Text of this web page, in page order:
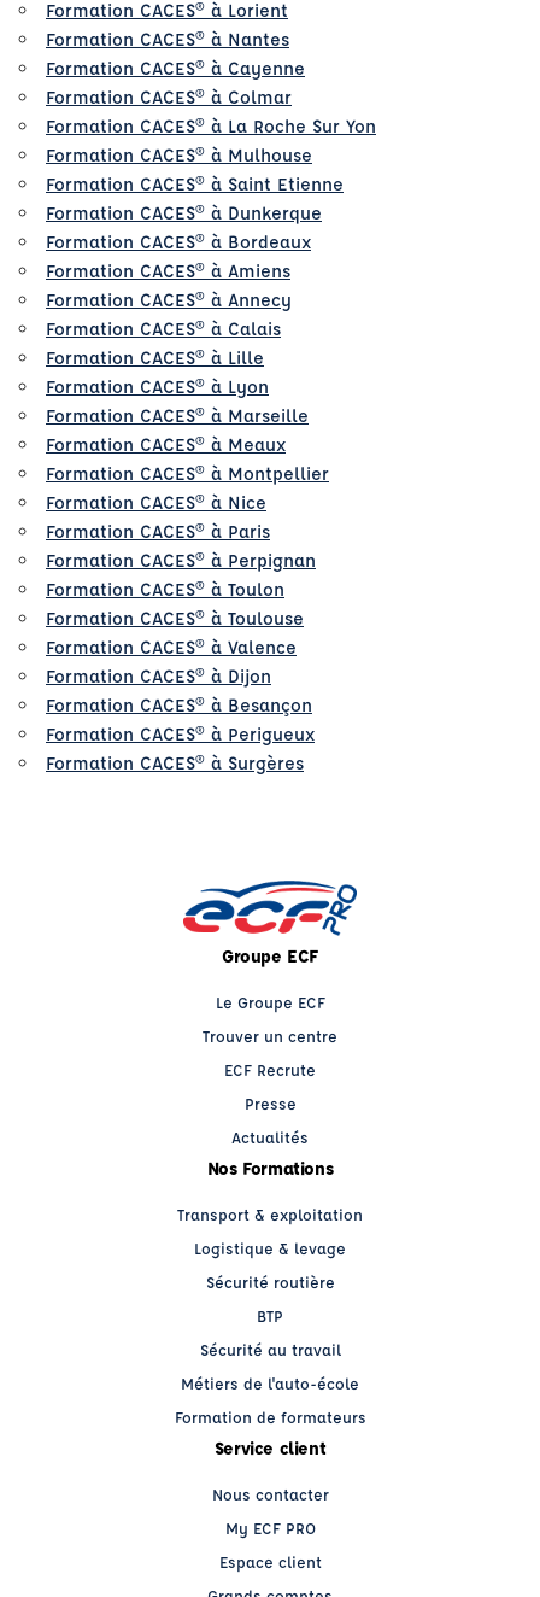
Formation CACES® à Lorient
Formation CACES® à Nantes
Formation CACES® à Cayenne
Formation CACES® à Colmar
Formation CACES® à La Roche Sur Yon
Formation CACES® à Mulhouse
Formation CACES® à Saint Etienne
Formation CACES® à Dunkerque
Formation CACES® à Bordeaux
Formation CACES® à Amiens
Formation CACES® à Annecy
Formation CACES® à Calais
Formation CACES® à Lille
Formation CACES® à Lyon
Formation CACES® à Marseille
Formation CACES® à Meaux
Formation CACES® à Montpellier
Formation CACES® à Nice
Formation CACES® à Paris
Formation CACES® à Perpignan
Formation CACES® à Toulon
Formation CACES® à Toulouse
Formation CACES® à Valence
Formation CACES® à Dijon
Formation CACES® à Besançon
Formation CACES® à Perigueux
Formation CACES® à Surgères
Groupe ECF
Le Groupe ECF
Trouver un centre
ECF Recrute
Presse
Actualités
Nos Formations
Transport & exploitation
Logistique & levage
Sécurité routière
BTP
Sécurité au travail
Métiers de l'auto-école
Formation de formateurs
Service client
Nous contacter
My ECF PRO
Espace client